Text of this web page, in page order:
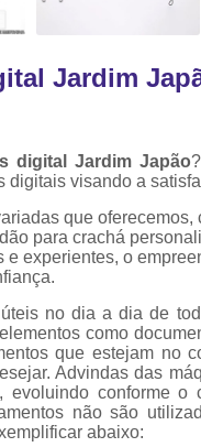
Jardim
digital Jardim Japão
visando a
que
para crachá
experientes, o
no dia a dia de
como
que estejam no
Advindas das
evoluindo conforme o
não são
abaixo: